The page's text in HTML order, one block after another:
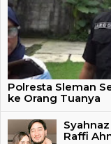
Polresta Sleman
ke Orang Tuanya
Raffi